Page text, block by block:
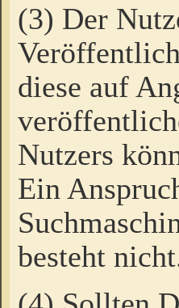
(3) Der
diese auf
Nutzers
Ein
besteht